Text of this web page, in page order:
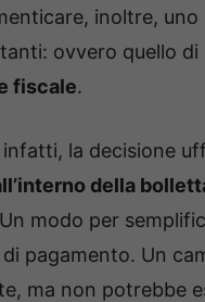
inoltre,
ovvero quello di
fiscale.
infatti, la decisione
della
modo per
pagamento. Un
ma non potrebbe